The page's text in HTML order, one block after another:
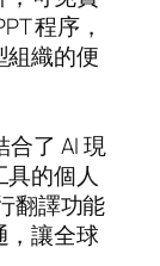
程序，
組織的便
合了 AI 現
的個人
翻譯功能
，讓全球